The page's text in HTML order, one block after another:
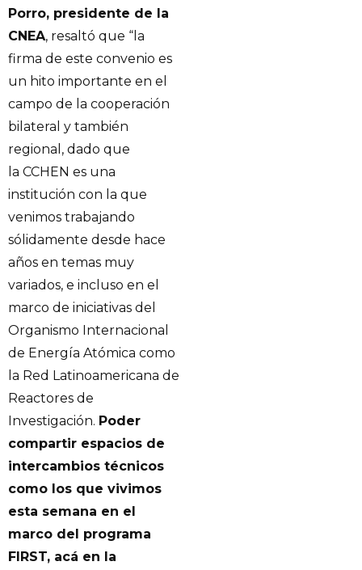
Porro, presidente de la
CNEA, resaltó que “la
firma de este convenio es
un hito importante en el
campo de la cooperación
bilateral y también
regional, dado que
la CCHEN es una
institución con la que
venimos trabajando
sólidamente desde hace
años en temas muy
variados, e incluso en el
marco de iniciativas del
Organismo Internacional
de Energía Atómica como
la Red Latinoamericana de
Reactores de
Investigación. Poder
compartir espacios de
intercambios técnicos
como los que vivimos
esta semana en el
marco del programa
FIRST, acá en la